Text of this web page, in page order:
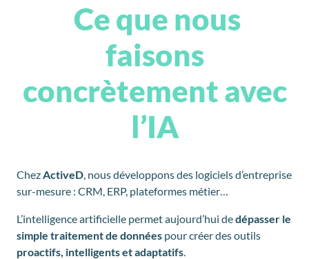
Ce que nous
faisons
concrètement avec
l’IA
ChezActiveD, nous développons des logiciels d’entreprise
sur-mesure : CRM, ERP, plateformes métier…
L’intelligence artificielle permet aujourd’hui dedépasser le
simple traitement de données pour créer des outils
proactifs, intelligents et adaptatifs.